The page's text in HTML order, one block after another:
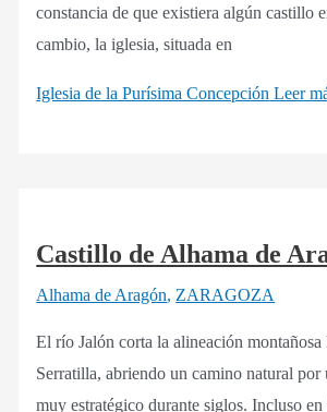
constancia de que existiera algún castillo
cambio, la iglesia, situada en
Iglesia de la Purísima Concepción Leer
Castillo de Alhama de
Alhama de Aragón,ZARAGOZA
El río Jalón corta la alineación montañosa
Serratilla, abriendo un camino natural por
muy estratégico durante siglos. Incluso en